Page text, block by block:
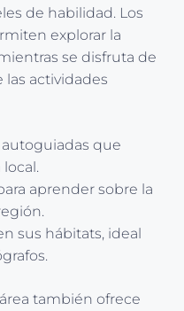
de habilidad. Los
explorar la
se disfruta de
las actividades
que
aprender sobre la
sus hábitats, ideal
también ofrece